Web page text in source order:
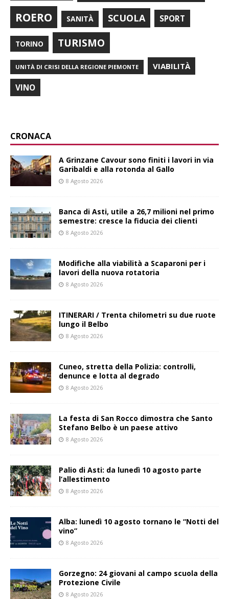
ROERO SANITÀ SCUOLA SPORT
TORINO TURISMO
UNITÀ DI CRISI DELLA REGIONE PIEMONTE VIABILITÀ
VINO
CRONACA
A Grinzane Cavour sono finiti i lavori in via
Garibaldi e alla rotonda al Gallo
8 Agosto 2026
Banca di Asti, utile a 26,7 milioni nel primo
semestre: cresce la fiducia dei clienti
8 Agosto 2026
Modifiche alla viabilità a Scaparoni per i
lavori della nuova rotatoria
8 Agosto 2026
ITINERARI / Trenta chilometri su due ruote
lungo il Belbo
8 Agosto 2026
Cuneo, stretta della Polizia: controlli,
denunce e lotta al degrado
8 Agosto 2026
La festa di San Rocco dimostra che Santo
Stefano Belbo è un paese attivo
8 Agosto 2026
Palio di Asti: da lunedì 10 agosto parte
l’allestimento
8 Agosto 2026
Alba: lunedì 10 agosto tornano le “Notti del
vino”
8 Agosto 2026
Gorzegno: 24 giovani al campo scuola della
Protezione Civile
8 Agosto 2026